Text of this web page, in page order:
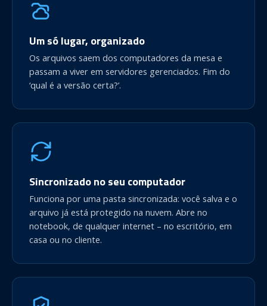
Um só lugar, organizado
Os arquivos saem dos computadores da mesa e
passam a viver em servidores gerenciados. Fim do
‘qual é a versão certa?’.
Sincronizado no seu computador
Funciona por uma pasta sincronizada: você salva e o
arquivo já está protegido na nuvem. Abre no
notebook, de qualquer internet – no escritório, em
casa ou no cliente.